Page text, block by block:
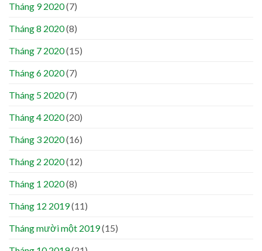
Tháng 9 2020(7)
Tháng 8 2020(8)
Tháng 7 2020(15)
Tháng 6 2020(7)
Tháng 5 2020(7)
Tháng 4 2020(20)
Tháng 3 2020(16)
Tháng 2 2020(12)
Tháng 1 2020(8)
Tháng 12 2019(11)
Tháng mười một 2019(15)